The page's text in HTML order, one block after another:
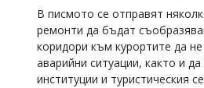
В писмото се отправят
ремонти да бъдат
коридори към курортите да
аварийни ситуации, както и
институции и туристическия